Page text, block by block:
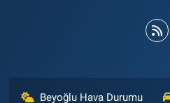
Beyoğlu Hava Durumu